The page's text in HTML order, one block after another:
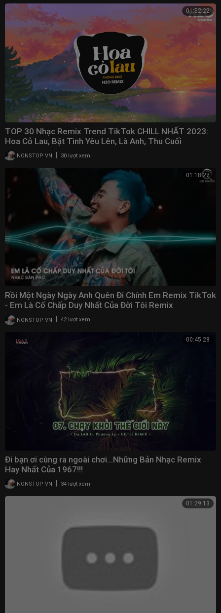
01:52:22
TOP 30 Nhạc Remix Trend TikTok CHILL NHẤT 2023:
Hoa Cỏ Lau, Bật Tình Yêu Lên, Là Anh, Thu Cuối
NONSTOP VN 30 lượt xem
01:18:27
Rồi Một Ngày Ngày Anh Quên Đi Chính Em Remix TikTok
- Em Là Cố Chấp Duy Nhất Của Đời Tôi Remix
NONSTOP VN 42 lượt xem
00:45:28
Đi bạn ơi cùng ra ngoài chơi…Những Bản Nhạc Remix
Hay Nhất Của 1967!!!
NONSTOP VN 34 lượt xem
01:29:13